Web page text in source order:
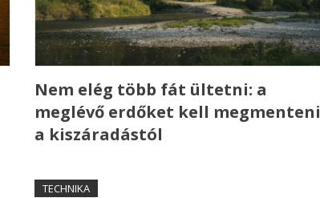
Nem elég több fát ültetni: a
meglévő erdőket kell megmenteni
a kiszáradástól
TECHNIKA